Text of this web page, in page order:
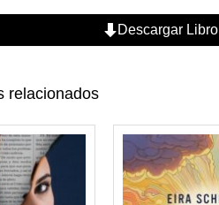
Descargar Libro
relacionados